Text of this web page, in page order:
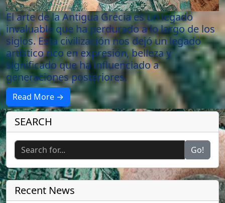
El arte de la Antigua Grecia es un legado
invaluable que ha perdurado a lo largo de los
siglos. Esta civilización nos dejó un legado
artístico rico en expresión, belleza y
significado que ha influenciado a
generaciones posteriores.
Read More →
SEARCH
Go!
Recent News